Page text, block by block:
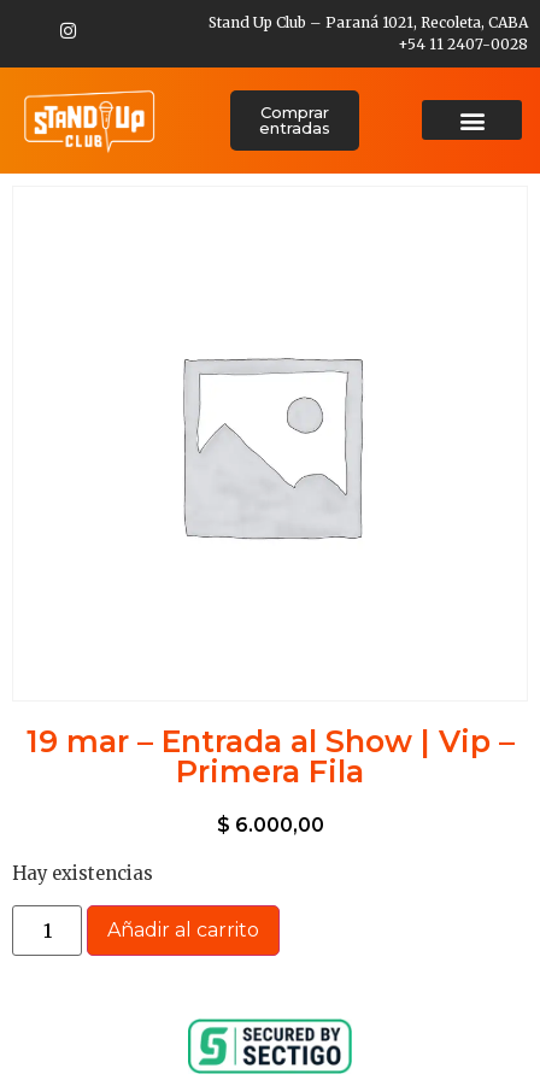
Stand Up Club – Paraná 1021, Recoleta, CABA
+54 11 2407-0028
Comprar
entradas
19 mar – Entrada al Show | Vip –
Primera Fila
$ 6.000,00
Hay existencias
Añadir al carrito